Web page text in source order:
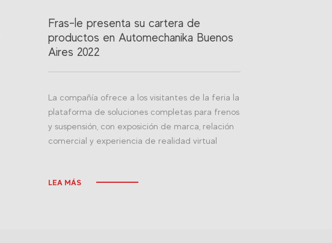
Fras-le presenta su cartera de
productos en Automechanika Buenos
Aires 2022
La compañía ofrece a los visitantes de la feria la
plataforma de soluciones completas para frenos
y suspensión, con exposición de marca, relación
comercial y experiencia de realidad virtual
LEA MÁS